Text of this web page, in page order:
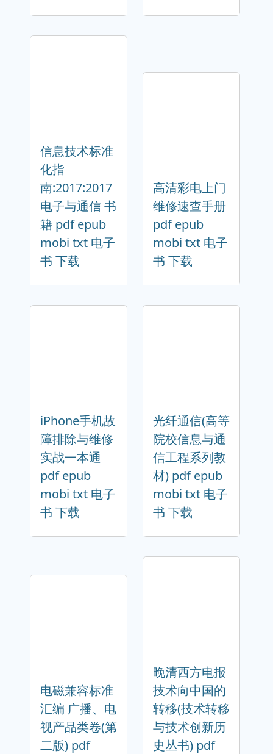
信息技术标准
化指
南:2017:2017
电子与通信 书
籍 pdf epub
mobi txt 电子
书 下载
高清彩电上门
维修速查手册
pdf epub
mobi txt 电子
书 下载
iPhone手机故
障排除与维修
实战一本通
pdf epub
mobi txt 电子
书 下载
光纤通信(高等
院校信息与通
信工程系列教
材) pdf epub
mobi txt 电子
书 下载
电磁兼容标准
汇编 广播、电
视产品类卷(第
二版) pdf
晚清西方电报
技术向中国的
转移(技术转移
与技术创新历
史丛书) pdf